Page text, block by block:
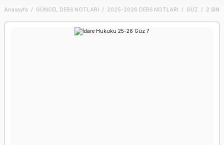
Anasayfa GÜNCEL DERS NOTLARI 2025-2026 DERS NOTLARI GÜZ 2.SINIF